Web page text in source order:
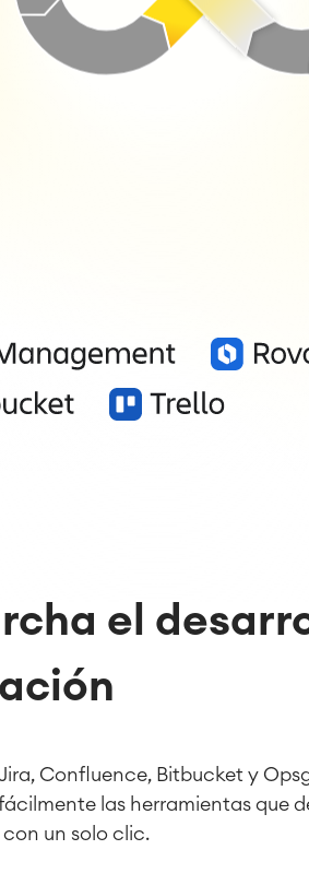
el
Confluence, Bitbucket y
las herramientas que
un solo clic.